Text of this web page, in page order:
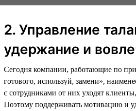
2. Управление
удержание и
Сегодня компании, работающие по
готового, используй, замени»,
с сотрудниками от них уходят
Поэтому поддерживать мотивацию и